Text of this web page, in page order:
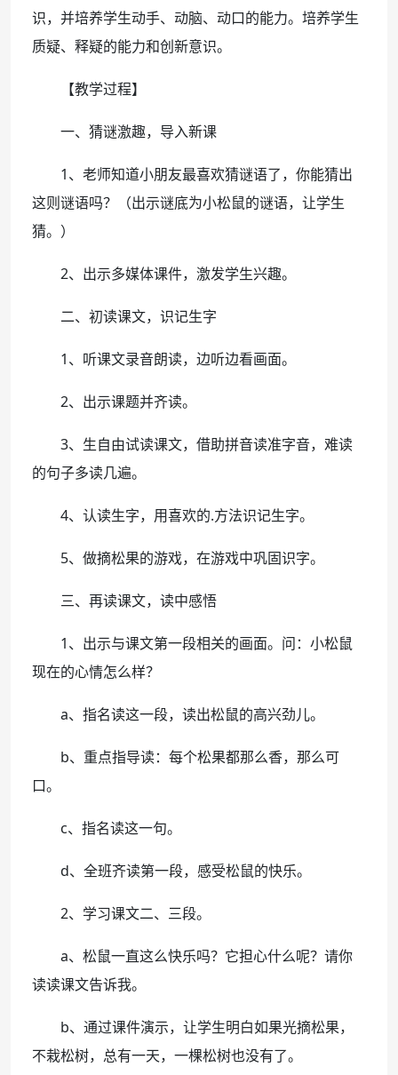
识，并培养学生动手、动脑、动口的能力。培养学生
质疑、释疑的能力和创新意识。
【教学过程】
一、猜谜激趣，导入新课
1、老师知道小朋友最喜欢猜谜语了，你能猜出
这则谜语吗？（出示谜底为小松鼠的谜语，让学生
猜。）
2、出示多媒体课件，激发学生兴趣。
二、初读课文，识记生字
1、听课文录音朗读，边听边看画面。
2、出示课题并齐读。
3、生自由试读课文，借助拼音读准字音，难读
的句子多读几遍。
4、认读生字，用喜欢的.方法识记生字。
5、做摘松果的游戏，在游戏中巩固识字。
三、再读课文，读中感悟
1、出示与课文第一段相关的画面。问：小松鼠
现在的心情怎么样？
a、指名读这一段，读出松鼠的高兴劲儿。
b、重点指导读：每个松果都那么香，那么可
口。
c、指名读这一句。
d、全班齐读第一段，感受松鼠的快乐。
2、学习课文二、三段。
a、松鼠一直这么快乐吗？它担心什么呢？请你
读读课文告诉我。
b、通过课件演示，让学生明白如果光摘松果，
不栽松树，总有一天，一棵松树也没有了。